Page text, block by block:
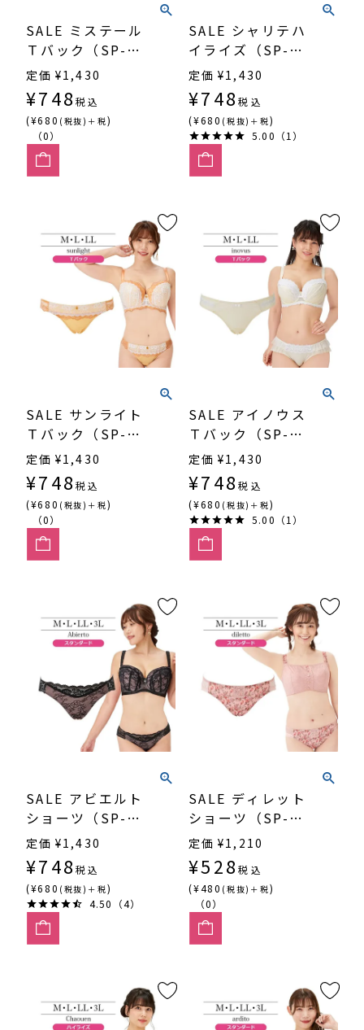
SALE ミステール
Ｔバック（SP-
556）
定価 ¥1,430
¥748税込
(¥680 (税抜)＋税)
（0）
SALE シャリテハ
イライズ（SP-
554）
定価 ¥1,430
¥748税込
(¥680 (税抜)＋税)
5.00（1）
SALE サンライト
Ｔバック（SP-
526）
定価 ¥1,430
¥748税込
(¥680 (税抜)＋税)
（0）
SALE アイノウス
Ｔバック（SP-
522）
定価 ¥1,430
¥748税込
(¥680 (税抜)＋税)
5.00（1）
SALE アビエルト
ショーツ（SP-
518）
定価 ¥1,430
¥748税込
(¥680 (税抜)＋税)
4.50（4）
SALE ディレット
ショーツ（SP-
504）
定価 ¥1,210
¥528税込
(¥480 (税抜)＋税)
（0）